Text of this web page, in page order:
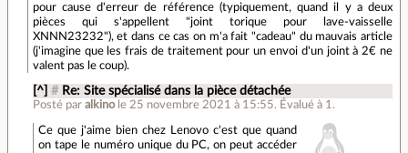
pour cause d'erreur de référence (typiquement, quand il y a deux
pièces qui s'appellent "joint torique pour lave-vaisselle
XNNN23232"), et dans ce cas on m'a fait "cadeau" du mauvais article
(j'imagine que les frais de traitement pour un envoi d'un joint à 2€ ne
valent pas le coup).
[^] # Re: Site spécialisé dans la pièce détachée
Posté paralkino le 25 novembre 2021 à 15:55. Évalué à 1 .
Ce que j'aime bien chez Lenovo c'est que quand
on tape le numéro unique du PC, on peut accéder